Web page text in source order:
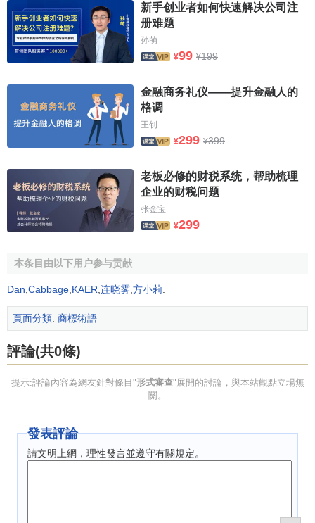
新手创业者如何快速解决公司注
册难题
孙萌
¥99 ¥199
金融商务礼仪——提升金融人的
格调
王钊
¥299 ¥399
老板必修的财税系统，帮助梳理
企业的财税问题
张金宝
¥299
本条目由以下用户参与贡献
Dan Cabbage KAER 连晓雾 方小莉
頁面分類: 商標術語
評論(共0條)
提示:評論內容為網友針對條目"形式審查"展開的討論，與本站觀點立場無
關。
發表評論
請文明上網，理性發言並遵守有關規定。